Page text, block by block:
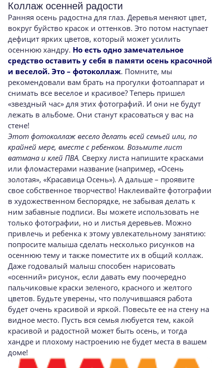
Коллаж осенней радости
Ранняя осень радостна для глаз. Деревья меняют цвет,
вокруг буйство красок и оттенков. Это потом наступает
дефицит ярких цветов, который может усилить
осеннюю хандру. Но есть одно замечательное
средство оставить у себя в памяти осень красочной
и веселой. Это – фотоколлаж. Помните, мы
рекомендовали вам брать на прогулки фотоаппарат и
снимать все веселое и красивое? Теперь пришел
«звездный час» для этих фотографий. И они не будут
лежать в альбоме. Они станут красоваться у вас на
стене!
Этот фотоколлаж весело делать всей семьей или, по
крайней мере, вместе с ребенком. Возьмите лист
ватмана и клей ПВА. Сверху листа напишите красками
или фломастерами название (например, «Осень
золотая», «Красавица Осень»). А дальше – проявите
свое собственное творчество! Наклеивайте фотографии
в художественном беспорядке, не забывая делать к
ним забавные подписи. Вы можете использовать не
только фотографии, но и листья деревьев. Можно
привлечь и ребенка к этому увлекательному занятию:
попросите малыша сделать несколько рисунков на
осеннюю тему и также поместите их в общий коллаж.
Даже годовалый малыш способен нарисовать
«осенний» рисунок, если давать ему поочередно
пальчиковые краски зеленого, красного и желтого
цветов. Будьте уверены, что получившаяся работа
будет очень красивой и яркой. Повесьте ее на стену на
видное место. Пусть вся семья любуется тем, какой
красивой и радостной может быть осень, и тогда
хандре и плохому настроению не будет места в вашем
доме!